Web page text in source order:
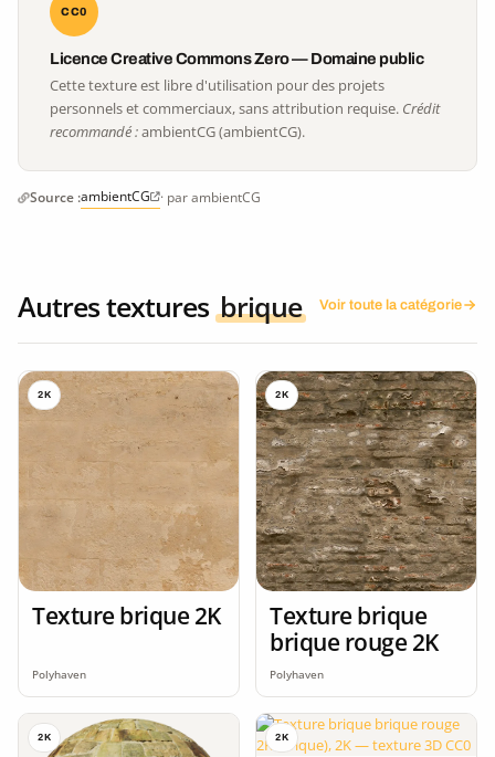
CC0
Licence Creative Commons Zero — Domaine public
Cette texture est libre d'utilisation pour des projets
personnels et commerciaux, sans attribution requise. Crédit
recommandé :ambientCG (ambientCG).
Source :ambientCG · par ambientCG
Autres textures brique Voir toute la catégorie
2K
Texture brique 2K
Polyhaven
2K
Texture brique
brique rouge 2K
Polyhaven
2K 2K